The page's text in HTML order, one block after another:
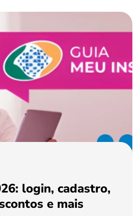
login, cadastro,
e mais